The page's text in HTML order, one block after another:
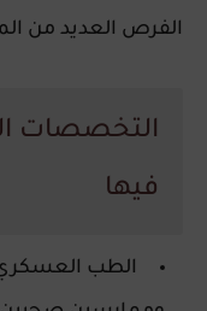
الفرص العديد من
التخصصات
فيها
الطب